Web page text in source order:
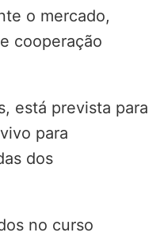
o mercado,
cooperação
está prevista para
para
dos
no curso